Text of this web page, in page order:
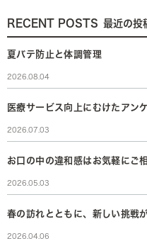
RECENT POSTS 最近の投
夏バテ防止と体調管理
2026.08.04
医療サービス向上にむけたアン
2026.07.03
お口の中の違和感はお気軽にご
2026.05.03
春の訪れとともに、新しい挑戦
2026.04.06